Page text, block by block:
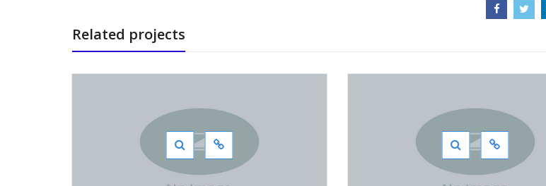
Related projects